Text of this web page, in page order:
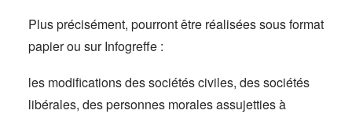
Plus précisément, pourront être réalisées sous format
papier ou sur Infogreffe :
les modifications des sociétés civiles, des sociétés
libérales, des personnes morales assujetties à